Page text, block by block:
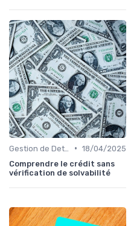
• 18/04/2025
Comprendre le crédit sans
vérification de solvabilité